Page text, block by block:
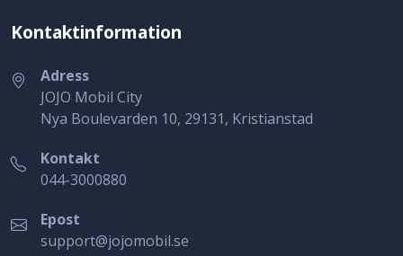
Kontaktinformation
Adress
JOJO Mobil City
Nya Boulevarden 10, 29131, Kristianstad
Kontakt
044-3000880
Epost
support@jojomobil.se